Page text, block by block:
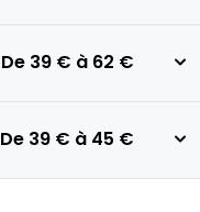
De 39 € à 62 €
De 39 € à 45 €